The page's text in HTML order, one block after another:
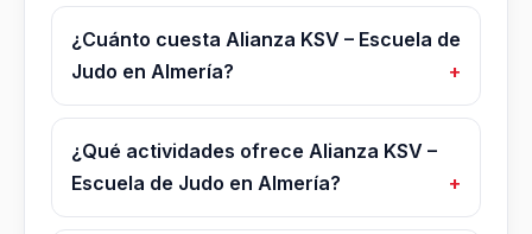
¿Cuánto cuesta Alianza KSV – Escuela de
Judo en Almería?
¿Qué actividades ofrece Alianza KSV –
Escuela de Judo en Almería?